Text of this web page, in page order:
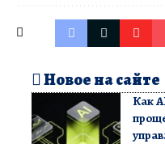
Новое на сайте
Как